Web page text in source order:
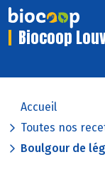
Biocoop
Accueil
Toutes nos
Boulgour de